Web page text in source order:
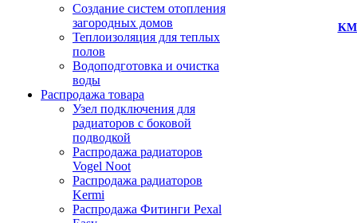
Создание систем отопления
загородных домов
Теплоизоляция для теплых
полов
Водоподготовка и очистка
воды
Распродажа товара
Узел подключения для
радиаторов с боковой
подводкой
Распродажа радиаторов
Vogel Noot
Распродажа радиаторов
Kermi
Распродажа Фитинги Pexal